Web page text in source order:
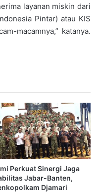
layanan miskin dari
Pintar) atau KIS
macamnya,” katanya.
Perkuat Sinergi Jaga
Jabar-Banten,
Djamari